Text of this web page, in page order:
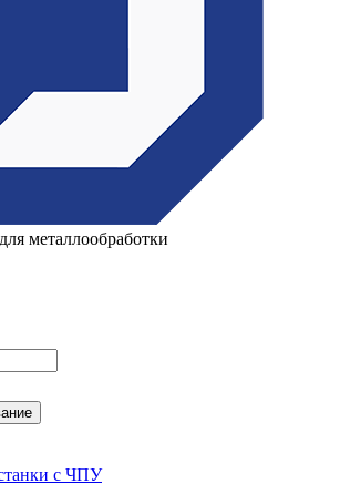
металлообработки